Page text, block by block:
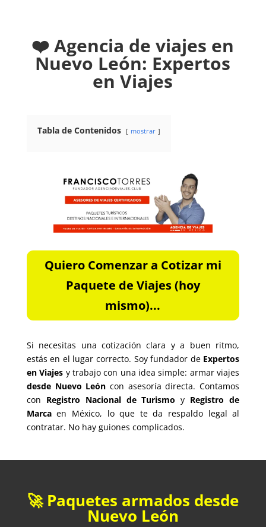
❤️ Agencia de viajes en
Nuevo León: Expertos
en Viajes
Tabla de Contenidos mostrar
Quiero Comenzar a Cotizar mi
Paquete de Viajes (hoy
mismo)...
Si necesitas una cotización clara y a buen ritmo,
estás en el lugar correcto. Soy fundador de Expertos
en Viajes y trabajo con una idea simple: armar viajes
desde Nuevo León con asesoría directa. Contamos
con Registro Nacional de Turismo y Registro de
Marcaen México, lo que te da respaldo legal al
contratar. No hay guiones complicados.
🚀 Paquetes armados desde
Nuevo León